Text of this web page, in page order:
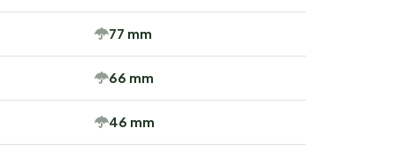
77 mm
66 mm
46 mm